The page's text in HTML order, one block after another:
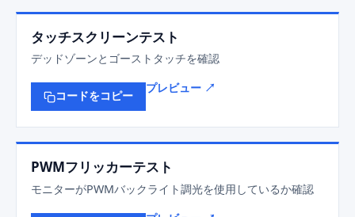
タッチスクリーンテスト
デッドゾーンとゴーストタッチを確認
コードをコピー
プレビュー ↗
PWMフリッカーテスト
モニターがPWMバックライト調光を使用しているか確認